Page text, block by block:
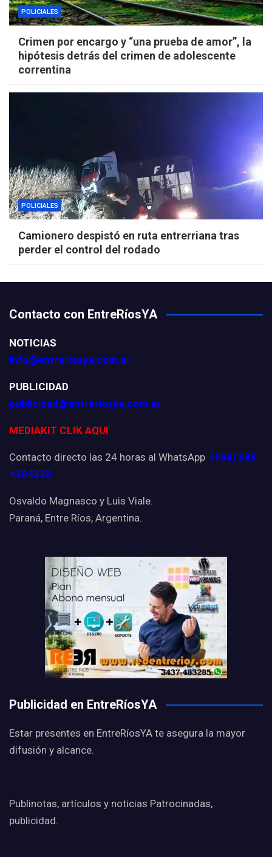
POLICIALES
Crimen por encargo y “una prueba de amor”, la
hipótesis detrás del crimen de adolescente
correntina
POLICIALES
Camionero despistó en ruta entrerriana tras
perder el control del rodado
Contacto con EntreRíosYA
NOTICIAS
info@entreriosya.com.ar
PUBLICIDAD
publicidad@entreriosya.com.ar
MEDIAKIT CLIK AQUI
Contacto directo las 24 horas al WhatsApp (+54) 343
4384338
Osvaldo Magnasco y Luis Viale.
Paraná, Entre Ríos, Argentina.
Publicidad en EntreRíosYA
Estar presentes en EntreRíosYA te asegura la mayor
difusión y alcance.
Publinotas, artículos y noticias Patrocinadas,
publicidad.